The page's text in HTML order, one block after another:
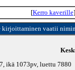
[Kerro kaverille]
kirjoittaminen vaatii
ikä 1073pv, luettu 7880